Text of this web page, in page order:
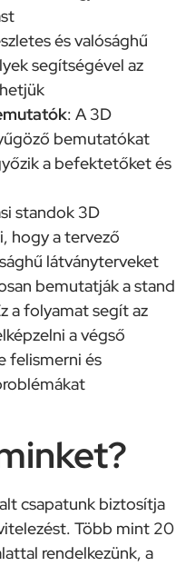
és valósághű
segítségével az
: A 3D
bemutatókat
a befektetőket és
standok 3D
hogy a tervező
látványterveket
bemutatják a stand
a folyamat segít az
a végső
felismerni és
csapatunk biztosítja
Több mint 20
rendelkezünk, a